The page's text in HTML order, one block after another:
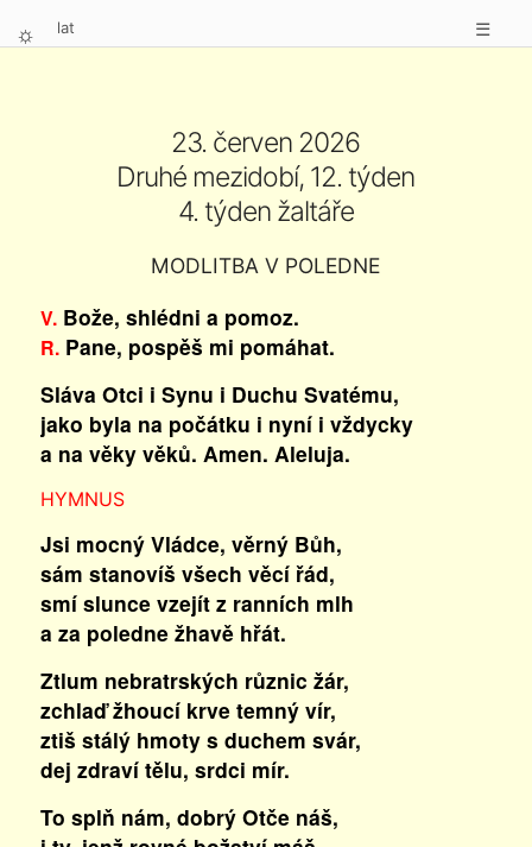
⛭ lat ☰
23. červen 2026
Druhé mezidobí, 12. týden
4. týden žaltáře
MODLITBA V POLEDNE
V.Bože, shlédni a pomoz.
R.Pane, pospěš mi pomáhat.
Sláva Otci i Synu i Duchu Svatému,
jako byla na počátku i nyní i vždycky
a na věky věků. Amen. Aleluja.
HYMNUS
Jsi mocný Vládce, věrný Bůh,
sám stanovíš všech věcí řád,
smí slunce vzejít z ranních mlh
a za poledne žhavě hřát.
Ztlum nebratrských různic žár,
zchlaď žhoucí krve temný vír,
ztiš stálý hmoty s duchem svár,
dej zdraví tělu, srdci mír.
To splň nám, dobrý Otče náš,